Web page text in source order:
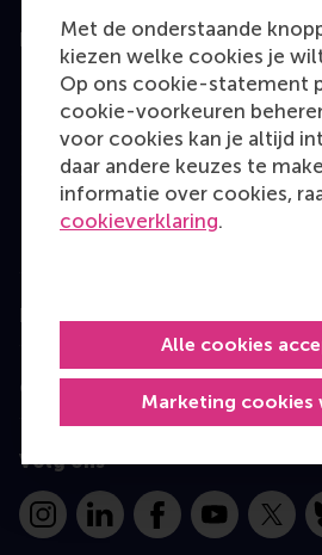
Met de onderstaande
kiezen welke cookies je
Op ons cookie-statement
cookie-voorkeuren
voor cookies kan je altijd
daar andere keuzes te
informatie over cookies,
cookieverklaring.
Marketing cookies
Alle cookies
Education
Bachelor
MBA
Executive Education
Information for
Contact
Volg ons
InstagramLinkedInFacebookYouTube
X